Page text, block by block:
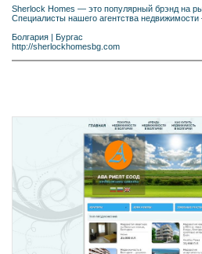
Sherlock Homes — это популярный брэнд на
Специалисты нашего агентства
Болгария
Бургас
http://sherlockhomesbg.com